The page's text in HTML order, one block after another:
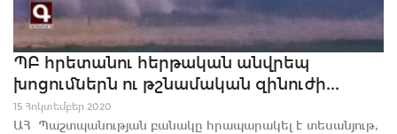
ՊԲ հրետանու հերթական անվրեպ
խոցումներն ու թշնամական զինուժի...
15 Հոկտեմբեր 2020
ԱՀ Պաշտպանության բանակը հրապարակել է տեսանյութ,